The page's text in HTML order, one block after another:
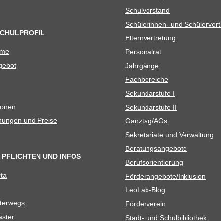
und Preise
PFLICHTEN UND INFOS
Schul­vor­stand
Schü­le­rin­nen- und
Eltern­ver­tre­tung
Per­so­nal­rat
Jahr­gänge
Fach­be­rei­che
Sekun­dar­stufe I
Sekun­dar­stufe II
Ganztag/​​AGs
Sekre­ta­riate und Verwaltung
Bera­tungs­an­ge­bote
Berufs­ori­en­tie­rung
Förderangebote/​​Inklusion
Leo­Lab-Blog
För­der­ver­ein
Stadt- und Schulbibliothek